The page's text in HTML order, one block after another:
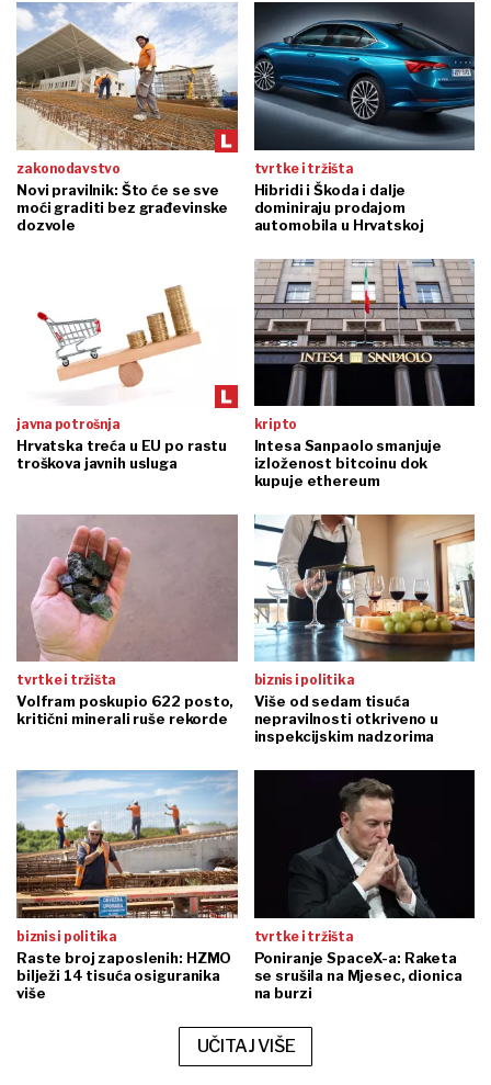
zakonodavstvo
Novi pravilnik: Što će se sve
moći graditi bez građevinske
dozvole
tvrtke i tržišta
Hibridi i Škoda i dalje
dominiraju prodajom
automobila u Hrvatskoj
javna potrošnja
Hrvatska treća u EU po rastu
troškova javnih usluga
kripto
Intesa Sanpaolo smanjuje
izloženost bitcoinu dok
kupuje ethereum
tvrtke i tržišta
Volfram poskupio 622 posto,
kritični minerali ruše rekorde
biznis i politika
Više od sedam tisuća
nepravilnosti otkriveno u
inspekcijskim nadzorima
biznis i politika
Raste broj zaposlenih: HZMO
bilježi 14 tisuća osiguranika
više
tvrtke i tržišta
Poniranje SpaceX-a: Raketa
se srušila na Mjesec, dionica
na burzi
UČITAJ VIŠE